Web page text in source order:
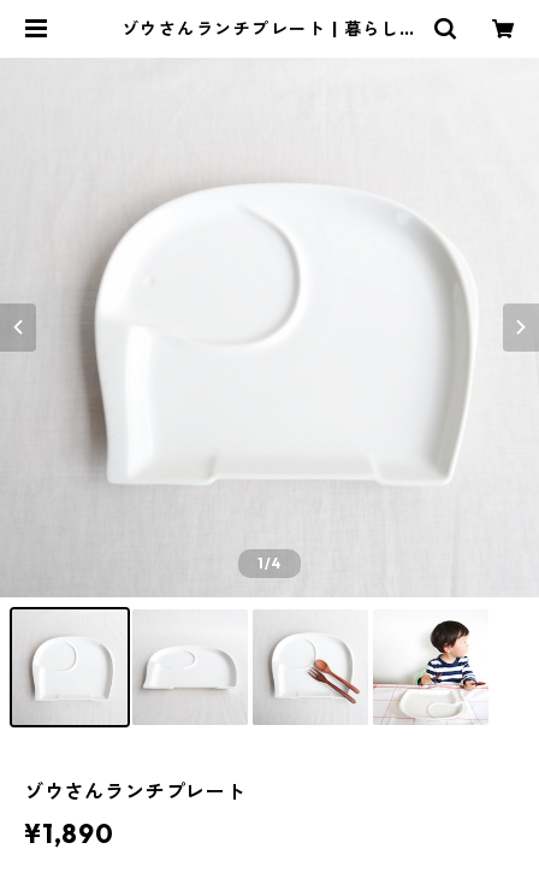
ゾウさんランチプレート | 暮らしの
1/4
ゾウさんランチプレート
¥1,890